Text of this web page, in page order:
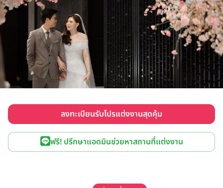
ลงทะเบียนรับโปรแต่งงานสุดคุ้ม
ฟรี! ปรึกษาแอดมินช่วยหาสถานที่แต่งงาน